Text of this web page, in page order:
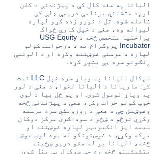
الیانا په هغه کال کې د پیژندنې د کلن
اوږد متشبثي برنامې دریمې ډلې کې
شامله شوه. تل د نورو زده کړو لپاره
لیواله وه، هغې د خپل کاري ځواک
پراختیا متخصص څخه د USG Equity
Incubator پروګرام ته د درخواست کولو
لپاره د مرستې غوښتنه وکړه او د الوتنې
رنګونو سره یې بشپړ کړه.
سږکال الیانا په ویاړ سره خپل LLC ثبت
کړ: ماریانا د الیانا لخوا، د هغې د لور
په ویاړ نومول شوی. او یو ځل بیا د لوی
خوب کولو جرات وکړ، هغې د پیژندنې څخه
وغوښتل چې د هغې د روزونکي سره مرسته
وکړي ترڅو د ښځو د سوداګرۍ مرکز دوکان
سیمه ایز انکیوبټر لپاره غوښتنه او
مرکه وکړي. د غوښتونکو له یوه لوی حوض
څخه، الیانا یو له هغو دریو ښځینه
متشبثینو څخه وه چې سږکال یې منل شوي